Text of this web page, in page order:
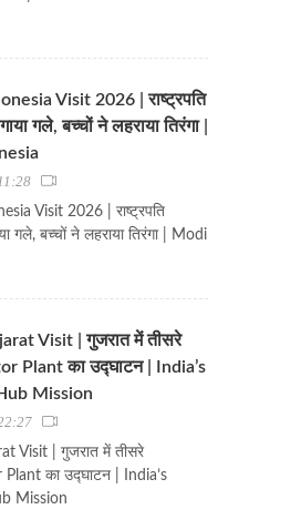
Visit 2026 | राष्ट्रपति
गले, बच्चों ने लहराया तिरंगा |
Visit 2026 | राष्ट्रपति
गले, बच्चों ने लहराया तिरंगा | Modi
Visit | गुजरात में तीसरे
Plant का उद्घाटन | India’s
Mission
Visit | गुजरात में तीसरे
का उद्घाटन | India’s
Mission